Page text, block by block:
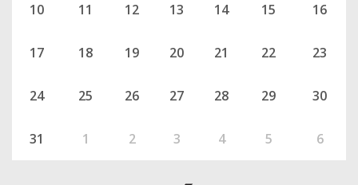
10 11 12 13 14 15 16
17 18 19 20 21 22 23
24 25 26 27 28 29 30
31 1 2 3 4 5 6